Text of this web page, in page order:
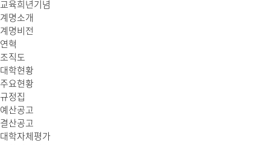
교육희년기념
계명소개
계명비전
연혁
조직도
대학현황
주요현황
규정집
예산공고
결산공고
대학자체평가